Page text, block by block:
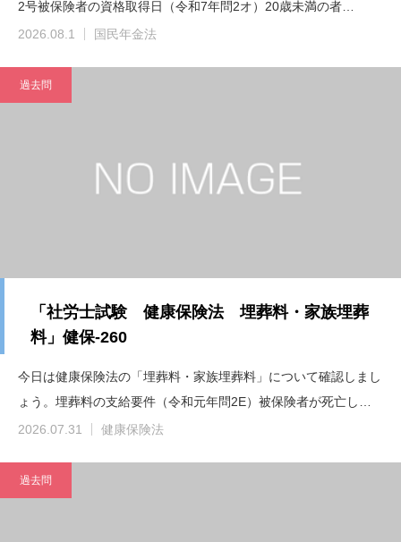
2号被保険者の資格取得日（令和7年問2オ）20歳未満の者…
2026.08.1
国民年金法
過去問
「社労士試験 健康保険法 埋葬料・家族埋葬
料」健保-260
今日は健康保険法の「埋葬料・家族埋葬料」について確認しまし
ょう。埋葬料の支給要件（令和元年問2E）被保険者が死亡し…
2026.07.31
健康保険法
過去問